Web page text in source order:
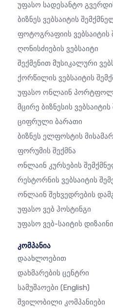
Უფასო Სადესანტო
Ბიზნეს Ვებსაიტის
Ფოტოგრაფიის Ვებსაიტის
Ღონისძიების Ვებსაიტი
Შექმენით Მუსიკალური
Ქორწილის Ვებსაიტის
Უფასო Ონლაინ
Მცირე Ბიზნესის
Ციფრული Ბარათი
Ბიზნეს Ელფოსტის
Ფორუმის Შექმნა
Ონლაინ Კურსების
Რესტორნის Ვებსაიტის
Ონლაინ Შეხვედრების
Უფასო Ვებ Ჰოსტინგი
Უფასო Ვებ-Საიტის Დიზაინი
კომპანია
Დაახლოებით
Დახმარების Ცენტრი
Სამუშაოები (English)
Შვილობილი Კომპანიები